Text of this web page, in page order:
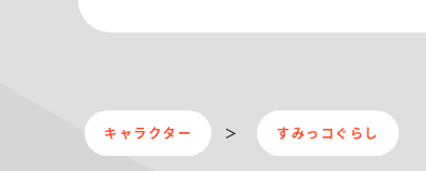
キャラクター すみっコぐらし